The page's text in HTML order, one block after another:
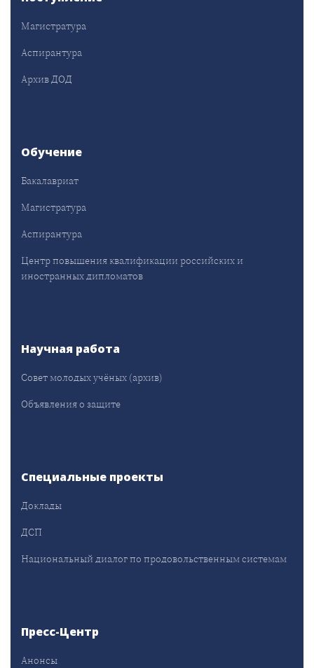
Магистратура
Аспирантура
Архив ДОД
Обучение
Бакалавриат
Магистратура
Аспирантура
Центр повышения квалификации российских и
иностранных дипломатов
Научная работа
Совет молодых учёных (архив)
Объявления о защите
Специальные проекты
Доклады
ДСП
Национальный диалог по продовольственным системам
Пресс-Центр
Анонсы